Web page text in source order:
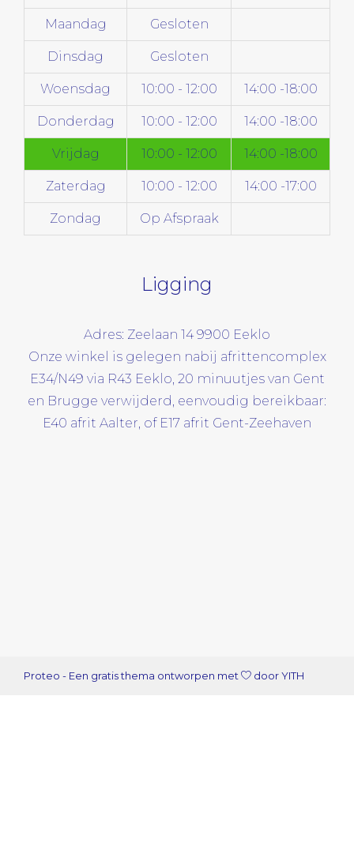
Maandag Gesloten
Dinsdag Gesloten
Woensdag 10:00 - 12:00 14:00 -18:00
Donderdag 10:00 - 12:00 14:00 -18:00
Vrijdag 10:00 - 12:00 14:00 -18:00
Zaterdag 10:00 - 12:00 14:00 -17:00
Zondag Op Afspraak
Ligging
Adres: Zeelaan 14 9900 Eeklo
Onze winkel is gelegen nabij afrittencomplex
E34/N49 via R43 Eeklo, 20 minuutjes van Gent
en Brugge verwijderd, eenvoudig bereikbaar:
E40 afrit Aalter, of E17 afrit Gent-Zeehaven
Proteo - Een gratis thema ontworpen met doorYITH